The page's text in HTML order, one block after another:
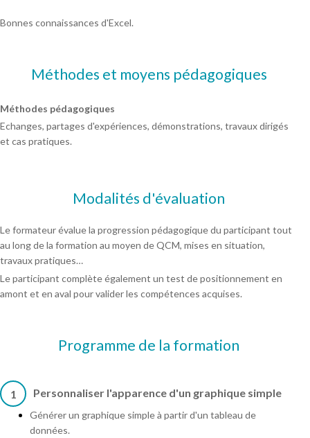
Bonnes connaissances d'Excel.
Méthodes et moyens pédagogiques
Méthodes pédagogiques
Echanges, partages d'expériences, démonstrations, travaux dirigés
et cas pratiques.
Modalités d'évaluation
Le formateur évalue la progression pédagogique du participant tout
au long de la formation au moyen de QCM, mises en situation,
travaux pratiques…
Le participant complète également un test de positionnement en
amont et en aval pour valider les compétences acquises.
Programme de la formation
1 Personnaliser l'apparence d'un graphique simple
Générer un graphique simple à partir d'un tableau de
données.